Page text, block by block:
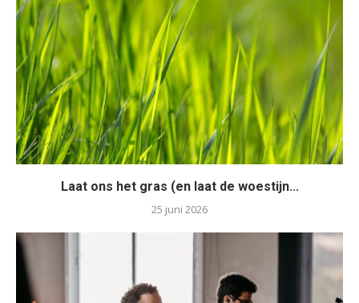
Laat ons het gras (en laat de woestijn...
25 juni 2026